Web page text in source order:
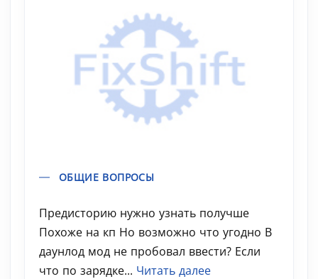
ОБЩИЕ ВОПРОСЫ
Предисторию нужно узнать получше
Похоже на кп Но возможно что угодно В
даунлод мод не пробовал ввести? Если
что по зарядке... Читать далее